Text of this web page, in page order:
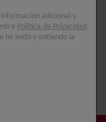
adicional y
Política de Privacidad .
he leído y entiendo la